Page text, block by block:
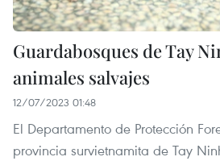
Guardabosques de Tay
animales salvajes
12/07/2023 01:48
El Departamento de Protección
provincia survietnamita de Tay